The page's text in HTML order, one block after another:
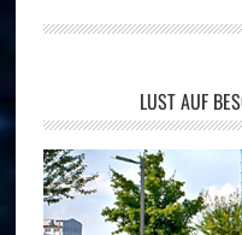
LUST AUF